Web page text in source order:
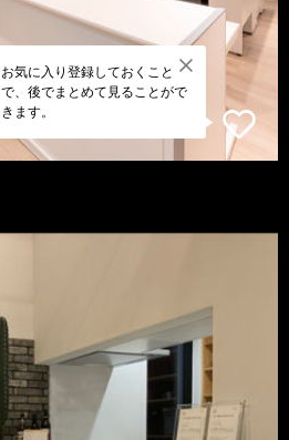
お気に入り登録しておくこと
で、後でまとめて見ることがで
きます。